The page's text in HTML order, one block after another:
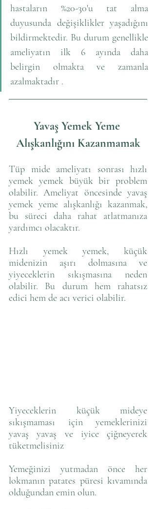
hastaların %20-30'u tat alma
duyusunda değişiklikler yaşadığını
bildirmektedir. Bu durum genellikle
ameliyatın ilk 6 ayında daha
belirgin olmakta ve zamanla
azalmaktadır .
Yavaş Yemek Yeme
Alışkanlığını Kazanmamak
Tüp mide ameliyatı sonrası hızlı
yemek yemek büyük bir problem
olabilir. Ameliyat öncesinde yavaş
yemek yeme alışkanlığı kazanmak,
bu süreci daha rahat atlatmanıza
yardımcı olacaktır.
Hızlı yemek yemek, küçük
midenizin aşırı dolmasına ve
yiyeceklerin sıkışmasına neden
olabilir. Bu durum hem rahatsız
edici hem de acı verici olabilir.
Yiyeceklerin küçük mideye
sıkışmaması için yemeklerinizi
yavaş yavaş ve iyice çiğneyerek
tüketmelisiniz
Yemeğinizi yutmadan önce her
lokmanın patates püresi kıvamında
olduğundan emin olun.